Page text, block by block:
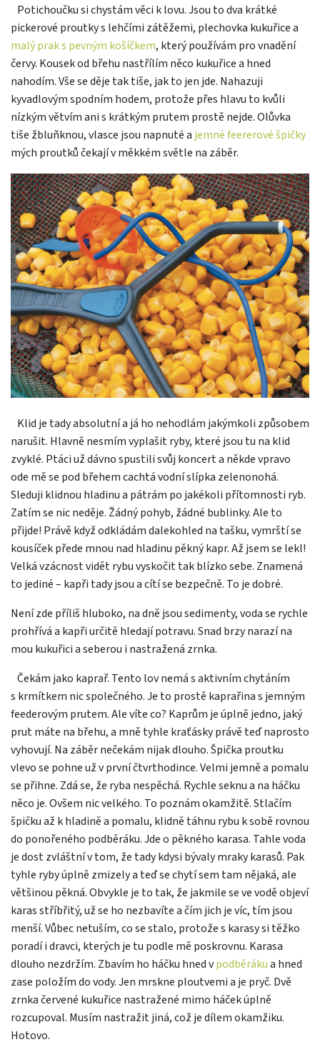
Potichoučku si chystám věci k lovu. Jsou to dva krátké
pickerové proutky s lehčími zátěžemi, plechovka kukuřice a
malý prak s pevným košíčkem, který používám pro vnadění
červy. Kousek od břehu nastřílím něco kukuřice a hned
nahodím. Vše se děje tak tiše, jak to jen jde. Nahazuji
kyvadlovým spodním hodem, protože přes hlavu to kvůli
nízkým větvím ani s krátkým prutem prostě nejde. Olůvka
tiše žbluňknou, vlasce jsou napnuté a jemné feererové špičky
mých proutků čekají v měkkém světle na záběr.
Klid je tady absolutní a já ho nehodlám jakýmkoli způsobem
narušit. Hlavně nesmím vyplašit ryby, které jsou tu na klid
zvyklé. Ptáci už dávno spustili svůj koncert a někde vpravo
ode mě se pod břehem cachtá vodní slípka zelenonohá.
Sleduji klidnou hladinu a pátrám po jakékoli přítomnosti ryb.
Zatím se nic neděje. Žádný pohyb, žádné bublinky. Ale to
přijde! Právě když odkládám dalekohled na tašku, vymrští se
kousíček přede mnou nad hladinu pěkný kapr. Až jsem se lekl!
Velká vzácnost vidět rybu vyskočit tak blízko sebe. Znamená
to jediné – kapři tady jsou a cítí se bezpečně. To je dobré.
Není zde příliš hluboko, na dně jsou sedimenty, voda se rychle
prohřívá a kapři určitě hledají potravu. Snad brzy narazí na
mou kukuřici a seberou i nastražená zrnka.
Čekám jako kaprař. Tento lov nemá s aktivním chytáním
s krmítkem nic společného. Je to prostě kaprařina s jemným
feederovým prutem. Ale víte co? Kaprům je úplně jedno, jaký
prut máte na břehu, a mně tyhle kraťásky právě teď naprosto
vyhovují. Na záběr nečekám nijak dlouho. Špička proutku
vlevo se pohne už v první čtvrthodince. Velmi jemně a pomalu
se přihne. Zdá se, že ryba nespěchá. Rychle seknu a na háčku
něco je. Ovšem nic velkého. To poznám okamžitě. Stlačím
špičku až k hladině a pomalu, klidně táhnu rybu k sobě rovnou
do ponořeného podběráku. Jde o pěkného karasa. Tahle voda
je dost zvláštní v tom, že tady kdysi bývaly mraky karasů. Pak
tyhle ryby úplně zmizely a teď se chytí sem tam nějaká, ale
většinou pěkná. Obvykle je to tak, že jakmile se ve vodě objeví
karas stříbřitý, už se ho nezbavíte a čím jich je víc, tím jsou
menší. Vůbec netuším, co se stalo, protože s karasy si těžko
poradí i dravci, kterých je tu podle mě poskrovnu. Karasa
dlouho nezdržím. Zbavím ho háčku hned vpodběrákua hned
zase položím do vody. Jen mrskne ploutvemi a je pryč. Dvě
zrnka červené kukuřice nastražené mimo háček úplně
rozcupoval. Musím nastražit jiná, což je dílem okamžiku.
Hotovo.